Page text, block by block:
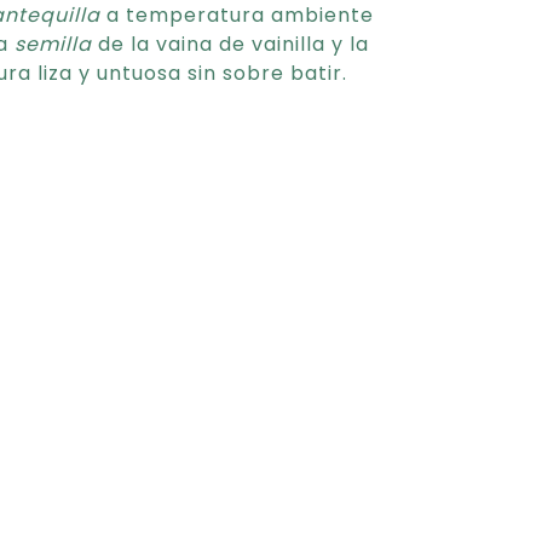
a temperatura ambiente
semilla de la vaina de vainilla y la
liza y untuosa sin sobre batir.